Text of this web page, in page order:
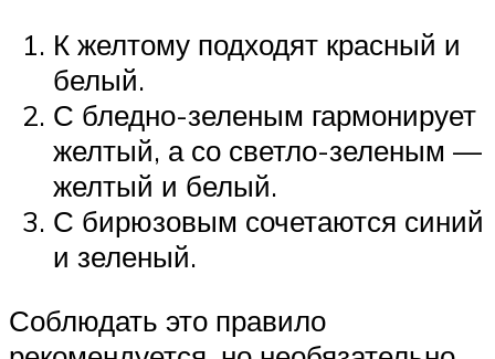
К желтому подходят красный и
белый.
С бледно-зеленым гармонирует
желтый, а со светло-зеленым —
желтый и белый.
С бирюзовым сочетаются синий
и зеленый.
Соблюдать это правило